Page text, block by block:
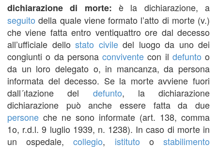
dichiarazione di morte: è la dichiarazione, a
seguito della quale viene formato l’atto di morte (v.)
che viene fatta entro ventiquattro ore dal decesso
all’ufficiale dello stato civiledel luogo da uno dei
congiunti o da persona convivente con il defunto o
da un loro delegato o, in mancanza, da persona
informata del decesso. Se la morte avviene fuori
dall´ıtazione del defunto, la dichiarazione
dichiarazione può anche essere fatta da due
persone che ne sono informate (art. 138, comma
1o, r.d.l. 9 luglio 1939, n. 1238). In caso di morte in
un ospedale,collegio, istituto ostabilimento